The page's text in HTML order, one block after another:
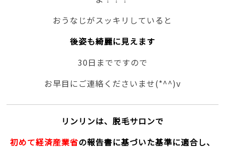
おうなじがスッキリしていると
後姿も綺麗に見えます
30日までですので
お早目にご連絡くださいませ(*^^)v
リンリンは、脱毛サロンで
初めて経済産業省の報告書に基づいた基準に適合し、